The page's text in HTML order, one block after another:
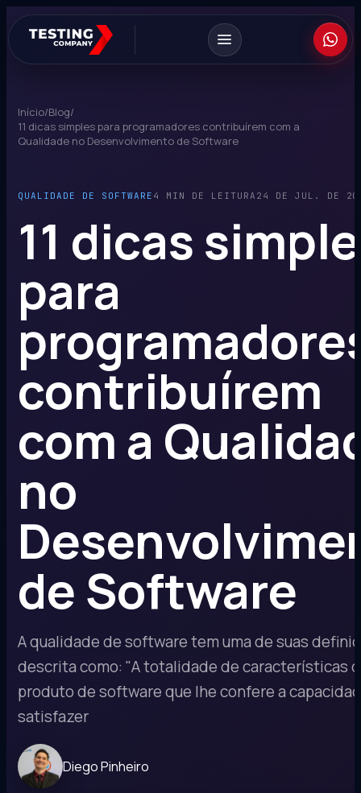
Início/Blog/
11 dicas simples para programadores contribuírem com a
Qualidade no Desenvolvimento de Software
QUALIDADE DE SOFTWARE 4 MIN DE LEITURA 24 DE JUL. DE
11 dicas
para
contribuírem
com a
no
de Software
A qualidade de software tem uma de suas
descrita como: "A totalidade de características
produto de software que lhe confere a
satisfazer
Diego Pinheiro